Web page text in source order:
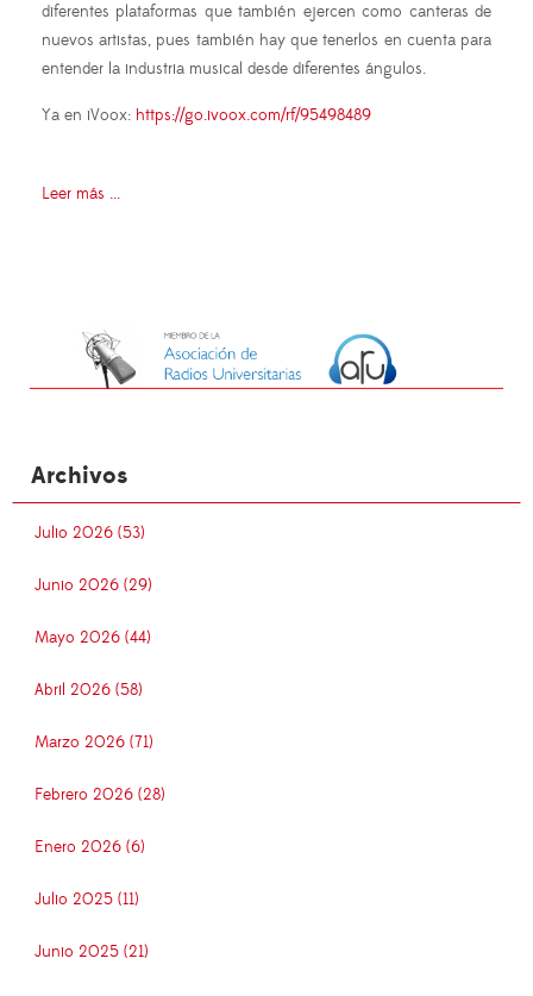
diferentes plataformas que también ejercen como canteras de
nuevos artistas, pues también hay que tenerlos en cuenta para
entender la industria musical desde diferentes ángulos.
Ya en iVoox: https://go.ivoox.com/rf/95498489
Leer más ...
Archivos
Julio 2026 (53)
Junio 2026 (29)
Mayo 2026 (44)
Abril 2026 (58)
Marzo 2026 (71)
Febrero 2026 (28)
Enero 2026 (6)
Julio 2025 (11)
Junio 2025 (21)